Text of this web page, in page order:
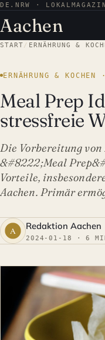
DE.NRW · LOKALMAGAZIN
Aachen
START/ ERNÄHRUNG &
ERNÄHRUNG & KOCHEN
Meal Prep
stressfreie
Die Vorbereitung von
&#8222;Meal
Vorteile,
Aachen. Primär
Redaktion Aachen
2024-01-18 · 6